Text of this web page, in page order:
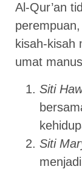
Al-Qur’an
kisah-kisah
umat
Siti
Siti